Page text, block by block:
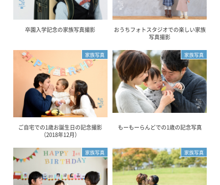
卒園入学記念の家族写真撮影
おうちフォトスタジオでの楽しい家族
写真撮影
家族写真
ご自宅での1歳お誕生日の記念撮影
（2018年12月）
家族写真
もーもーらんどでの1歳の記念写真
家族写真 家族写真